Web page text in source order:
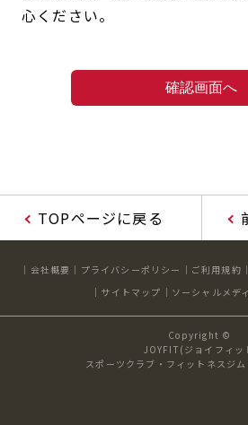
心ください。
TOPページに戻る
会社概要 プライバシーポリシー ご利用規約
サイトマップ
ソーシャルメデ
Copyright ©
JOYFIT(ジョイフィッ
スポーツクラブ・フィットネスジ